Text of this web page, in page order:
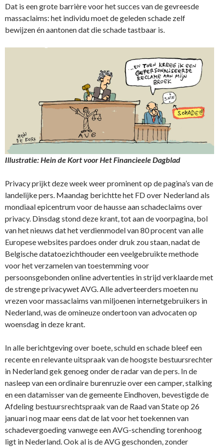
Dat is een grote barrière voor het succes van de gevreesde
massaclaims: het individu moet de geleden schade zelf
bewijzen én aantonen dat die schade tastbaar is.
Illustratie: Hein de Kort voor Het Financieele Dagblad
Privacy prijkt deze week weer prominent op de pagina’s van de
landelijke pers. Maandag berichtte het FD over Nederland als
mondiaal epicentrum voor de hausse aan schadeclaims over
privacy. Dinsdag stond deze krant, tot aan de voorpagina, bol
van het nieuws dat het verdienmodel van 80 procent van alle
Europese websites pardoes onder druk zou staan, nadat de
Belgische datatoezichthouder een veelgebruikte methode
voor het verzamelen van toestemming voor
persoonsgebonden online advertenties in strijd verklaarde met
de strenge privacywet AVG. Alle adverteerders moeten nu
vrezen voor massaclaims van miljoenen internetgebruikers in
Nederland, was de omineuze ondertoon van advocaten op
woensdag in deze krant.
In alle berichtgeving over boete, schuld en schade bleef een
recente en relevante uitspraak van de hoogste bestuursrechter
in Nederland gek genoeg onder de radar van de pers. In de
nasleep van een ordinaire burenruzie over een camper, stalking
en een datamisser van de gemeente Eindhoven, bevestigde de
Afdeling bestuursrechtspraak van de Raad van State op 26
januari nog maar eens dat de lat voor het toekennen van
schadevergoeding vanwege een AVG-schending torenhoog
ligt in Nederland. Ook al is de AVG geschonden, zonder